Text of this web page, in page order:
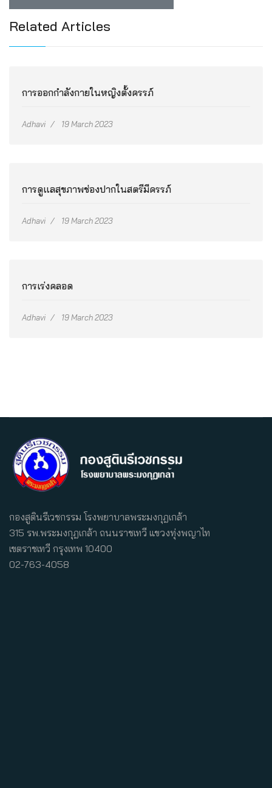
Related Articles
การออกกำลังกายในหญิงตั้งครรภ์
Adhavi 19 March 2023
การดูแลสุขภาพช่องปากในสตรีมีครรภ์
Adhavi 19 March 2023
การเร่งคลอด
Adhavi 19 March 2023
กองสูตินรีเวชกรรม โรงพยาบาลพระมงกุฎเกล้า
315 รพ.พระมงกุฎเกล้า ถนนราชเทวี แขวงทุ่งพญาไท
เขตราชเทวี กรุงเทพ 10400
02-763-4058